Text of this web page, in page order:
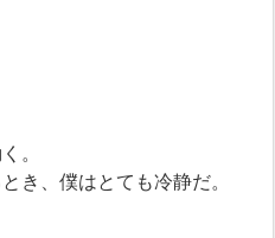
。
き、僕はとても冷静だ。